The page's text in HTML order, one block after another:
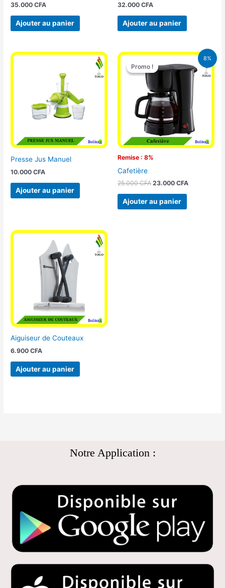
35.000CFA
Ajouter au panier
32.000 CFA
Ajouter au panier
Presse Jus Manuel
10.000CFA
Ajouter au panier
8%
Promo !
Remise : 8%
Promo !
Cafetière
25.000CFA
Le
prix
initial
25.000 CFA.
23.000 CFA
Le
prix
actuel
est :
23.000 CFA.
Ajouter au panier
Aiguiseur de Couteaux
6.900CFA
Ajouter au panier
Notre Application :